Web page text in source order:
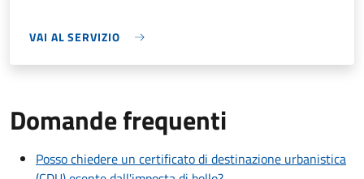
VAI AL SERVIZIO
Domande frequenti
Posso chiedere un certificato di destinazione urbanistica